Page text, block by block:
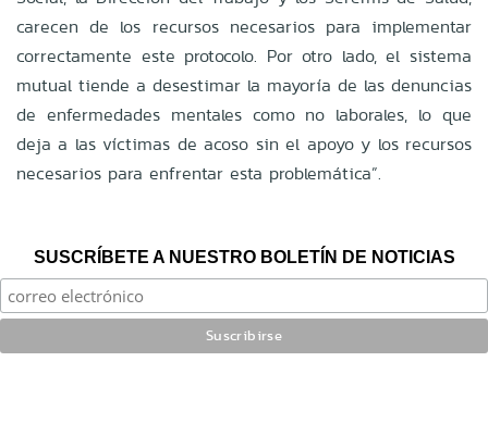
carecen de los recursos necesarios para implementar
correctamente este protocolo. Por otro lado, el sistema
mutual tiende a desestimar la mayoría de las denuncias
de enfermedades mentales como no laborales, lo que
deja a las víctimas de acoso sin el apoyo y los recursos
necesarios para enfrentar esta problemática”.
SUSCRÍBETE A NUESTRO BOLETÍN DE NOTICIAS